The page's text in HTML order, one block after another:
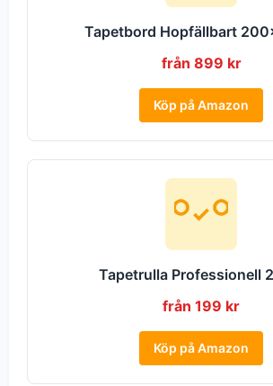
Tapetbord Hopfällbart
från 899 kr
Köp på Amazon
Tapetrulla Professionell
från 199 kr
Köp på Amazon